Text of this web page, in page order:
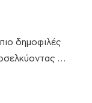
δημοφιλές
…